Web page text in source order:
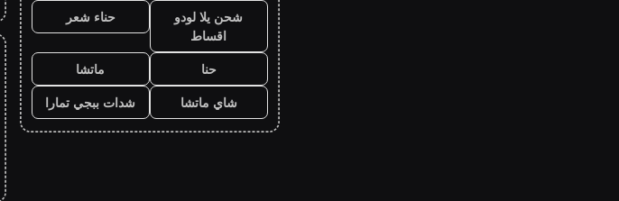
شحن يلا لودو
اقساط
حناء شعر
حنا
ماتشا
شاي ماتشا
شدات ببجي تمارا